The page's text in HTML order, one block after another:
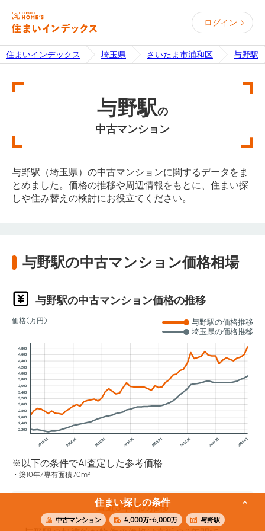
ログイン
住まいインデックス 埼玉県 さいたま市浦和区 与野駅
与野駅の
中古マンション
与野駅（埼玉県）の中古マンションに関するデータをま
とめました。価格の推移や周辺情報をもとに、住まい探
しや住み替えの検討にお役立てください。
与野駅の中古マンション価格相場
与野駅の中古マンション価格の推移
価格(万円)
与野駅の価格推移
埼玉県の価格推移
2012.01 2014.01 2016.01 2018.01 2020.01 2022.01 2024.01 2026.01
2,200
2,400
2,600
2,800
3,000
3,200
3,400
3,600
3,800
4,000
4,200
4,400
4,600
4,800
※以下の条件でAI査定した参考価格
築10年/専有面積70m²
直近3年間の推移
住まい探しの条件
中古マンション 4,000万~6,000万 与野駅